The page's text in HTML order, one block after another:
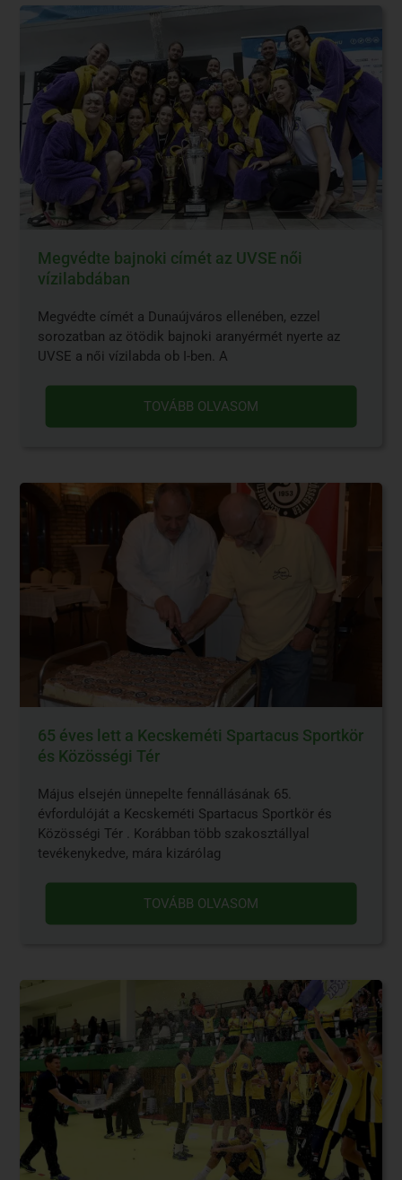
Megvédte bajnoki címét az UVSE női
vízilabdában
Megvédte címét a Dunaújváros ellenében, ezzel
sorozatban az ötödik bajnoki aranyérmét nyerte az
UVSE a női vízilabda ob I-ben. A
TOVÁBB OLVASOM
65 éves lett a Kecskeméti Spartacus Sportkör
és Közösségi Tér
Május elsején ünnepelte fennállásának 65.
évfordulóját a Kecskeméti Spartacus Sportkör és
Közösségi Tér . Korábban több szakosztállyal
tevékenykedve, mára kizárólag
TOVÁBB OLVASOM